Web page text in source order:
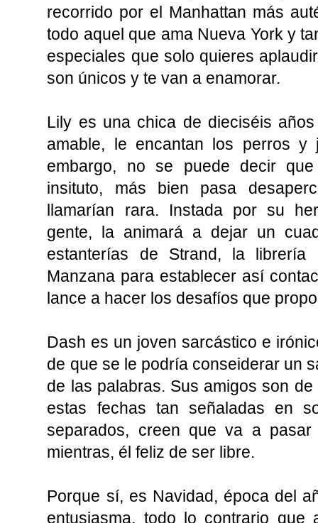
recorrido por el Manhattan más
todo aquel que ama Nueva York y
especiales que solo quieres
son únicos y te van a enamorar.
Lily es una chica de dieciséis
amable, le encantan los perros y
embargo, no se puede decir
insituto, más bien pasa
llamarían rara. Instada por su
gente, la animará a dejar un
estanterías de Strand, la
Manzana para establecer así
lance a hacer los desafíos que
Dash es un joven sarcástico e
de que se le podría conseiderar un
de las palabras. Sus amigos son
estas fechas tan señaladas en
separados, creen que va a
mientras, él feliz de ser libre.
Porque sí, es Navidad, época del
entusiasma, todo lo contrario que